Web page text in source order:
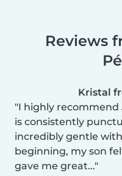
Reviews
Kristal
I highly recommend
is consistently
incredibly gentle
beginning, my son
gave me great...